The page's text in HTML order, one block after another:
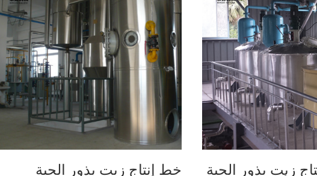
زيت بذور الحبة خط إنتاج زيت بذور الحبة